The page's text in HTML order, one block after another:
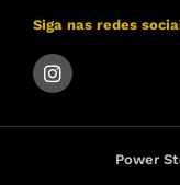
Siga nas redes
Power